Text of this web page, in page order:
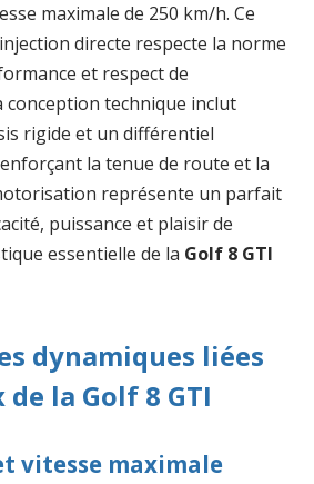
maximale de 250 km/h. Ce
directe respecte la norme
et respect de
conception technique inclut
rigide et un différentiel
la tenue de route et la
représente un parfait
puissance et plaisir de
essentielle de la Golf 8 GTI
dynamiques liées
la Golf 8 GTI
vitesse maximale